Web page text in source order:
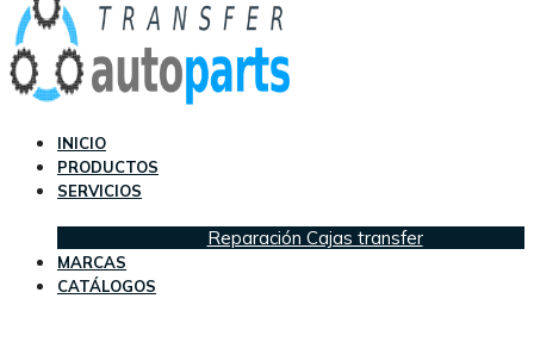
INICIO
PRODUCTOS
SERVICIOS
Reparación Cajas transfer
MARCAS
CATÁLOGOS